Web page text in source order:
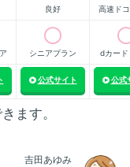
良好 高速ド
シニアプラン dカード
公式サイト 公式
ます。
吉田あゆみ